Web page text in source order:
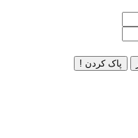
پاک کردن !